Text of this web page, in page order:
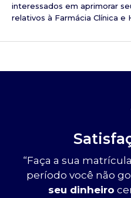
interessados em aprimorar
relativos à Farmácia Clínica e
“Faça a sua
período você não
seu dinheiro